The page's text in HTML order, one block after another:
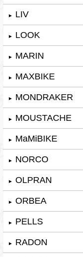
► LIV
► LOOK
► MARIN
► MAXBIKE
► MONDRAKER
► MOUSTACHE
► MaMiBIKE
► NORCO
► OLPRAN
► ORBEA
► PELLS
► RADON